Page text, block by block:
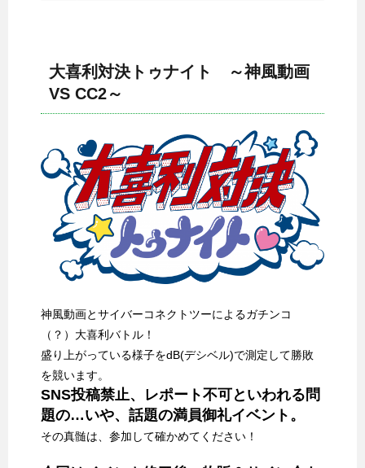
大喜利対決トゥナイト ～神風動画
VS CC2～
神風動画とサイバーコネクトツーによるガチンコ
（？）大喜利バトル！
盛り上がっている様子をdB(デシベル)で測定して勝敗
を競います。
SNS投稿禁止、レポート不可といわれる問
題の…いや、話題の満員御礼イベント。
その真髄は、参加して確かめてください！